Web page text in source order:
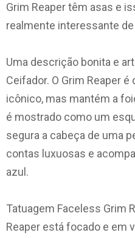
Grim Reaper têm asas e
realmente interessante de
Uma descrição bonita e
Ceifador. O Grim Reaper
icônico, mas mantém a
é mostrado como um
segura a cabeça de uma
contas luxuosas e
azul.
Tatuagem Faceless Grim
Reaper está focado e em